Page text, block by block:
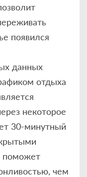
появился
данных
отдыха
некоторое
30-минутный
поможет
чем